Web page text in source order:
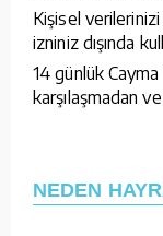
Kişisel
izniniz dışında
14 günlük Cayma
karşılaşmadan
NEDEN